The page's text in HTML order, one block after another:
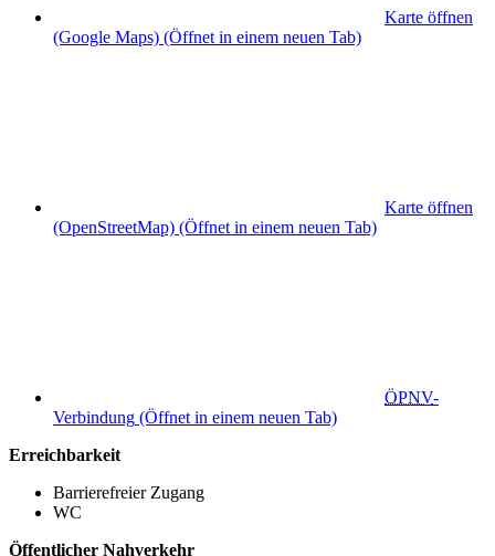
Karte öffnen
(Google Maps) (Öffnet in einem neuen Tab)
Karte öffnen
(OpenStreetMap) (Öffnet in einem neuen Tab)
ÖPNV-
Verbindung (Öffnet in einem neuen Tab)
Erreichbarkeit
Barrierefreier Zugang
WC
Öffentlicher Nahverkehr